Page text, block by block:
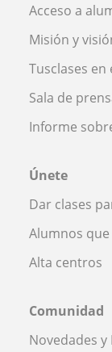
Acceso a
Misión y
Tusclases
Sala de
Informe
Únete
Dar clases
Alumnos
Alta centros
Comunidad
Novedades y